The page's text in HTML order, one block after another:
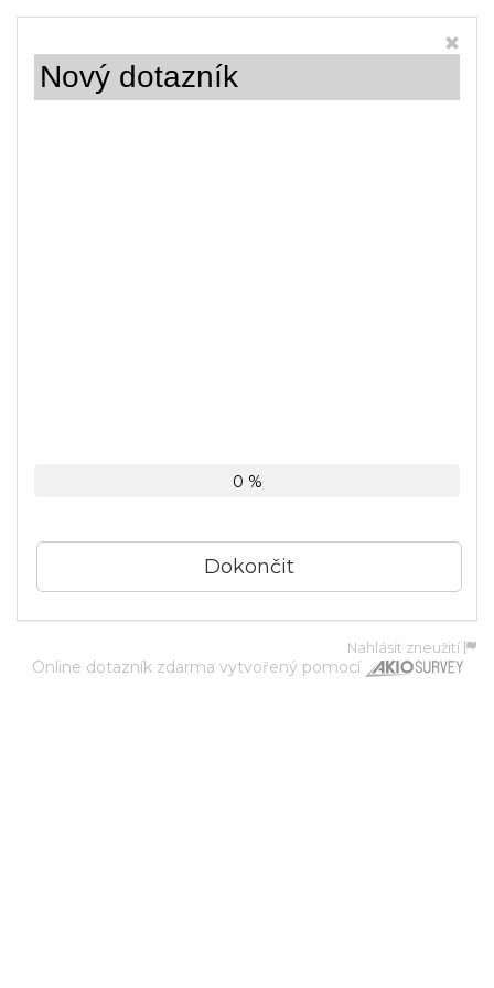
Nový dotazník
0 %
Nahlásit zneužití
Online dotazník zdarma vytvořený pomocí